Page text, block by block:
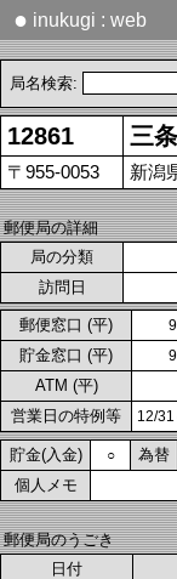
● inukugi : web
局名検索:
12861 三
〒955-0053 新潟
郵便局の詳細
局の分類
訪問日
郵便窓口 (平)
貯金窓口 (平)
ATM (平)
営業日の特例等 12/
貯金(入金) ○ 為替
個人メモ
郵便局のうごき
日付